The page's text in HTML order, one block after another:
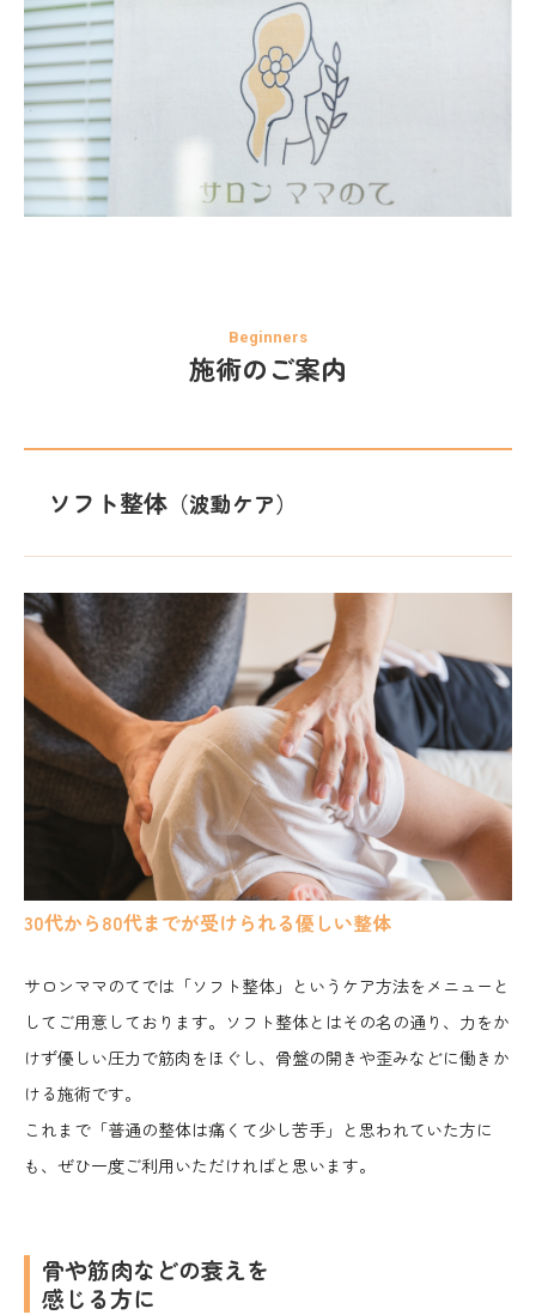
施術のご案内
ソフト整体 （波動ケア）
30代から80代までが受けられる優しい整体
サロンママのてでは「ソフト整体」というケア方法をメニューと
してご用意しております。ソフト整体とはその名の通り、力をか
けず優しい圧力で筋肉をほぐし、骨盤の開きや歪みなどに働きか
ける施術です。
これまで「普通の整体は痛くて少し苦手」と思われていた方に
も、ぜひ一度ご利用いただければと思います。
骨や筋肉などの衰えを
感じる方に